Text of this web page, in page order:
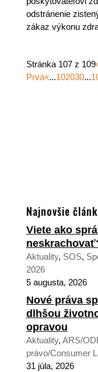
odstránenie
zákaz výkonu
Stránka 107 z 109
Prvá«...102030...
Najnovšie
Viete ako
Aktuality, SOS,
2026
5 augusta, 2026
Nové práva
dlhšou
opravou
Aktuality, ARS/
právo/Consumer
31 júla, 2026